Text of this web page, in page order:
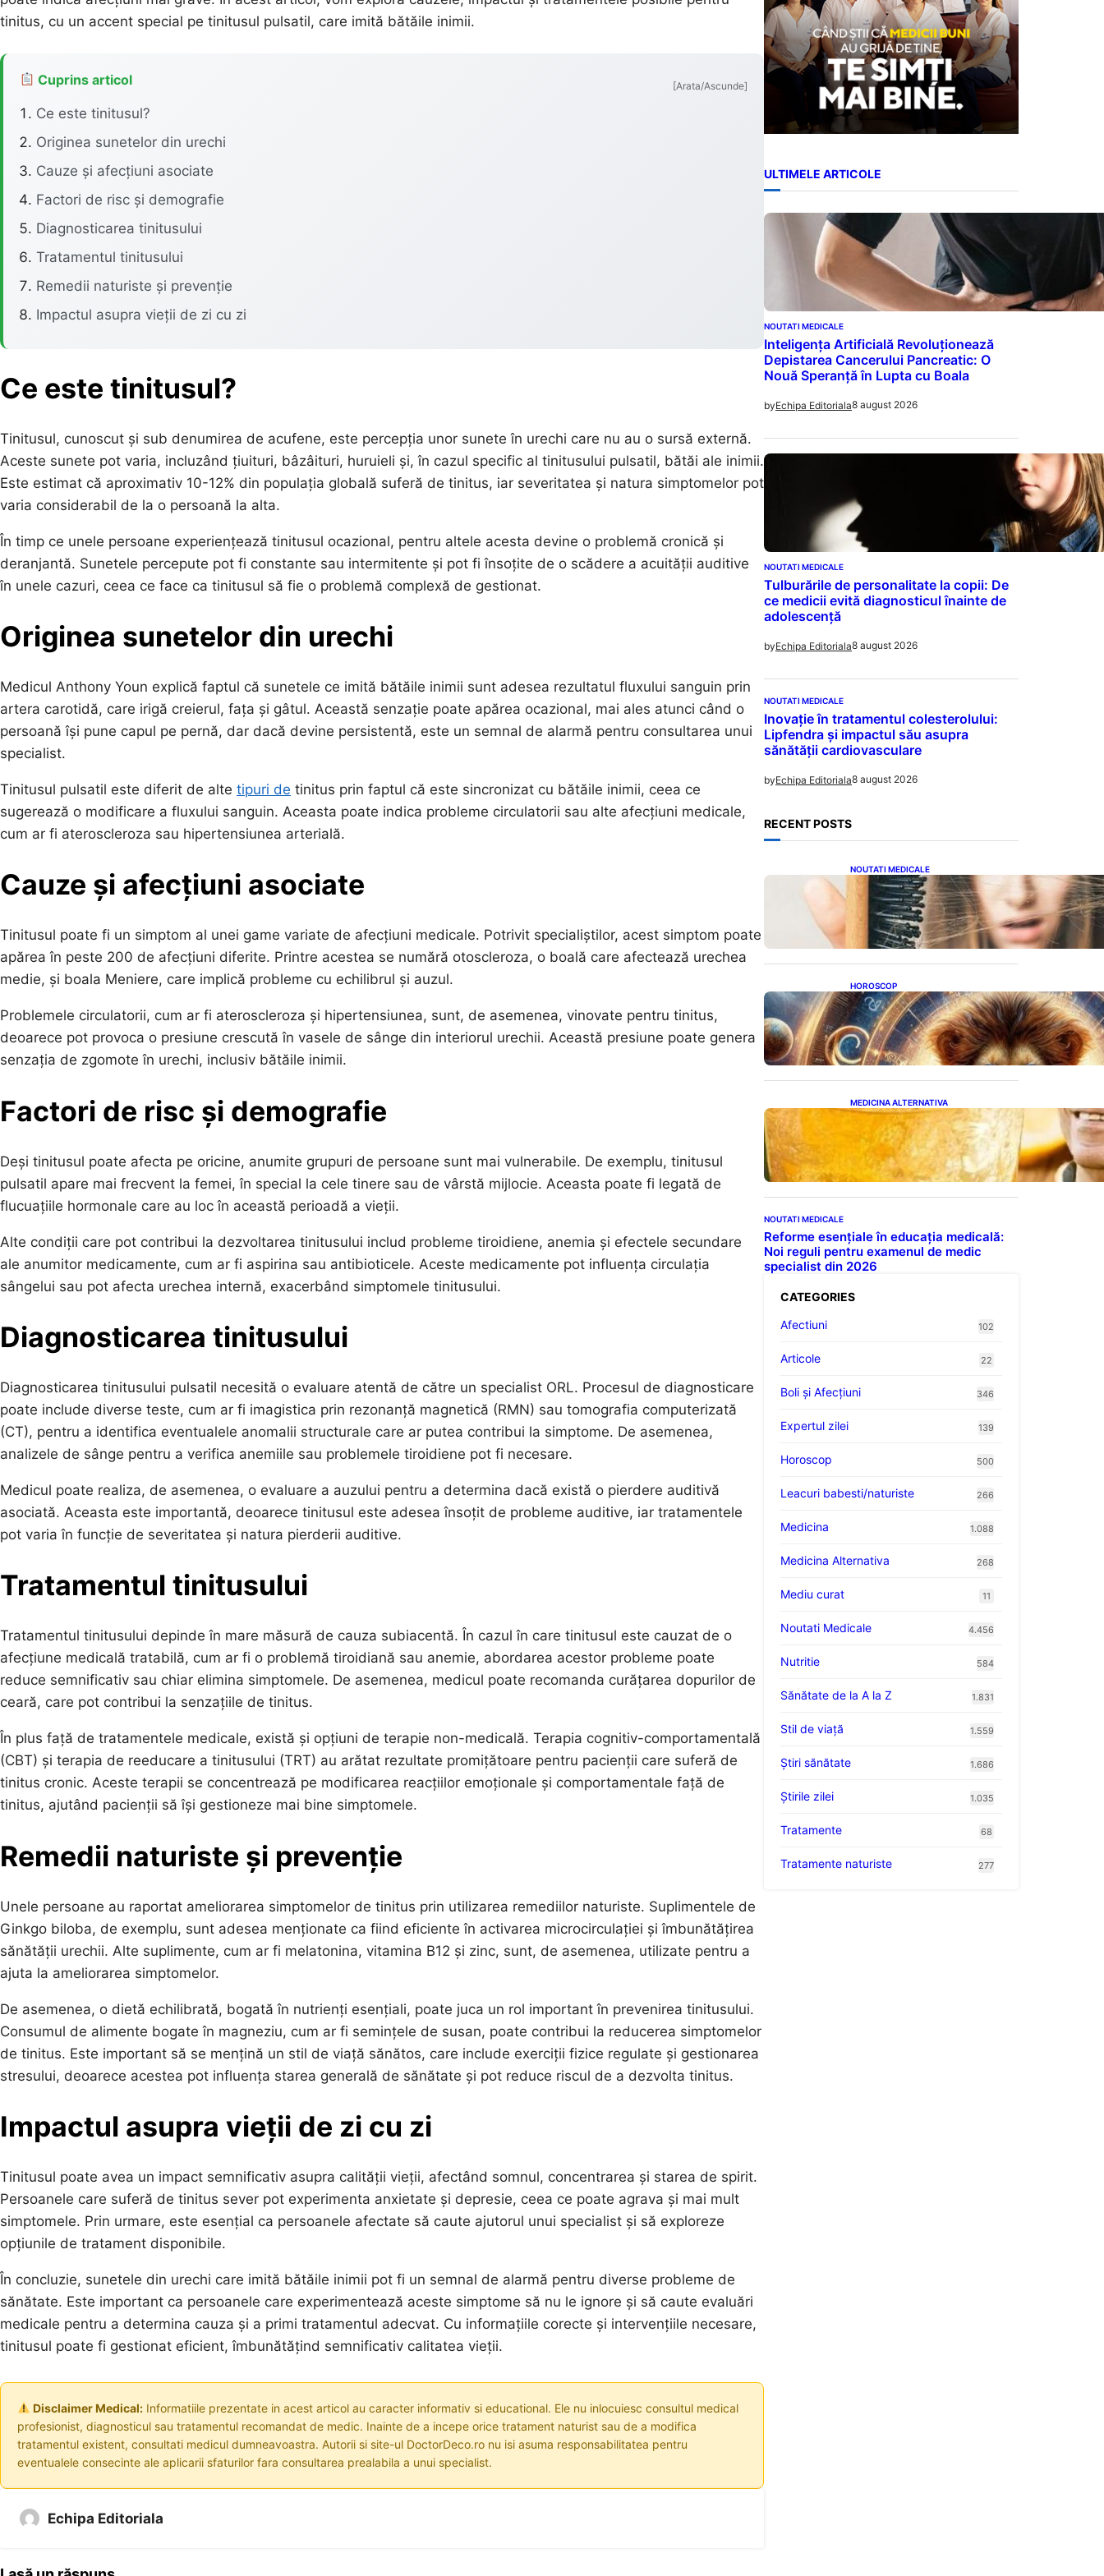
tinitus, cu un accent special pe tinitusul pulsatil, care imită bătăile inimii.
Cuprins articol [Arata/Ascunde]
Ce este tinitusul?
Originea sunetelor din urechi
Cauze și afecțiuni asociate
Factori de risc și demografie
Diagnosticarea tinitusului
Tratamentul tinitusului
Remedii naturiste și prevenție
Impactul asupra vieții de zi cu zi
Ce este tinitusul?
Tinitusul, cunoscut și sub denumirea de acufene, este percepția unor sunete în urechi care nu au o sursă externă.
Aceste sunete pot varia, incluzând țiuituri, bâzâituri, huruieli și, în cazul specific al tinitusului pulsatil, bătăi ale inimii.
Este estimat că aproximativ 10-12% din populația globală suferă de tinitus, iar severitatea și natura simptomelor pot
varia considerabil de la o persoană la alta.
În timp ce unele persoane experiențează tinitusul ocazional, pentru altele acesta devine o problemă cronică și
deranjantă. Sunetele percepute pot fi constante sau intermitente și pot fi însoțite de o scădere a acuității auditive
în unele cazuri, ceea ce face ca tinitusul să fie o problemă complexă de gestionat.
Originea sunetelor din urechi
Medicul Anthony Youn explică faptul că sunetele ce imită bătăile inimii sunt adesea rezultatul fluxului sanguin prin
artera carotidă, care irigă creierul, fața și gâtul. Această senzație poate apărea ocazional, mai ales atunci când o
persoană își pune capul pe pernă, dar dacă devine persistentă, este un semnal de alarmă pentru consultarea unui
specialist.
Tinitusul pulsatil este diferit de alte tipuri de tinitus prin faptul că este sincronizat cu bătăile inimii, ceea ce
sugerează o modificare a fluxului sanguin. Aceasta poate indica probleme circulatorii sau alte afecțiuni medicale,
cum ar fi ateroscleroza sau hipertensiunea arterială.
Cauze și afecțiuni asociate
Tinitusul poate fi un simptom al unei game variate de afecțiuni medicale. Potrivit specialiștilor, acest simptom poate
apărea în peste 200 de afecțiuni diferite. Printre acestea se numără otoscleroza, o boală care afectează urechea
medie, și boala Meniere, care implică probleme cu echilibrul și auzul.
Problemele circulatorii, cum ar fi ateroscleroza și hipertensiunea, sunt, de asemenea, vinovate pentru tinitus,
deoarece pot provoca o presiune crescută în vasele de sânge din interiorul urechii. Această presiune poate genera
senzația de zgomote în urechi, inclusiv bătăile inimii.
Factori de risc și demografie
Deși tinitusul poate afecta pe oricine, anumite grupuri de persoane sunt mai vulnerabile. De exemplu, tinitusul
pulsatil apare mai frecvent la femei, în special la cele tinere sau de vârstă mijlocie. Aceasta poate fi legată de
flucuațiile hormonale care au loc în această perioadă a vieții.
Alte condiții care pot contribui la dezvoltarea tinitusului includ probleme tiroidiene, anemia și efectele secundare
ale anumitor medicamente, cum ar fi aspirina sau antibioticele. Aceste medicamente pot influența circulația
sângelui sau pot afecta urechea internă, exacerbând simptomele tinitusului.
Diagnosticarea tinitusului
Diagnosticarea tinitusului pulsatil necesită o evaluare atentă de către un specialist ORL. Procesul de diagnosticare
poate include diverse teste, cum ar fi imagistica prin rezonanță magnetică (RMN) sau tomografia computerizată
(CT), pentru a identifica eventualele anomalii structurale care ar putea contribui la simptome. De asemenea,
analizele de sânge pentru a verifica anemiile sau problemele tiroidiene pot fi necesare.
Medicul poate realiza, de asemenea, o evaluare a auzului pentru a determina dacă există o pierdere auditivă
asociată. Aceasta este importantă, deoarece tinitusul este adesea însoțit de probleme auditive, iar tratamentele
pot varia în funcție de severitatea și natura pierderii auditive.
Tratamentul tinitusului
Tratamentul tinitusului depinde în mare măsură de cauza subiacentă. În cazul în care tinitusul este cauzat de o
afecțiune medicală tratabilă, cum ar fi o problemă tiroidiană sau anemie, abordarea acestor probleme poate
reduce semnificativ sau chiar elimina simptomele. De asemenea, medicul poate recomanda curățarea dopurilor de
ceară, care pot contribui la senzațiile de tinitus.
În plus față de tratamentele medicale, există și opțiuni de terapie non-medicală. Terapia cognitiv-comportamentală
(CBT) și terapia de reeducare a tinitusului (TRT) au arătat rezultate promițătoare pentru pacienții care suferă de
tinitus cronic. Aceste terapii se concentrează pe modificarea reacțiilor emoționale și comportamentale față de
tinitus, ajutând pacienții să își gestioneze mai bine simptomele.
Remedii naturiste și prevenție
Unele persoane au raportat ameliorarea simptomelor de tinitus prin utilizarea remediilor naturiste. Suplimentele de
Ginkgo biloba, de exemplu, sunt adesea menționate ca fiind eficiente în activarea microcirculației și îmbunătățirea
sănătății urechii. Alte suplimente, cum ar fi melatonina, vitamina B12 și zinc, sunt, de asemenea, utilizate pentru a
ajuta la ameliorarea simptomelor.
De asemenea, o dietă echilibrată, bogată în nutrienți esențiali, poate juca un rol important în prevenirea tinitusului.
Consumul de alimente bogate în magneziu, cum ar fi semințele de susan, poate contribui la reducerea simptomelor
de tinitus. Este important să se mențină un stil de viață sănătos, care include exerciții fizice regulate și gestionarea
stresului, deoarece acestea pot influența starea generală de sănătate și pot reduce riscul de a dezvolta tinitus.
Impactul asupra vieții de zi cu zi
Tinitusul poate avea un impact semnificativ asupra calității vieții, afectând somnul, concentrarea și starea de spirit.
Persoanele care suferă de tinitus sever pot experimenta anxietate și depresie, ceea ce poate agrava și mai mult
simptomele. Prin urmare, este esențial ca persoanele afectate să caute ajutorul unui specialist și să exploreze
opțiunile de tratament disponibile.
În concluzie, sunetele din urechi care imită bătăile inimii pot fi un semnal de alarmă pentru diverse probleme de
sănătate. Este important ca persoanele care experimentează aceste simptome să nu le ignore și să caute evaluări
medicale pentru a determina cauza și a primi tratamentul adecvat. Cu informațiile corecte și intervențiile necesare,
tinitusul poate fi gestionat eficient, îmbunătățind semnificativ calitatea vieții.
Disclaimer Medical:Informatiile prezentate in acest articol au caracter informativ si educational. Ele nu inlocuiesc consultul medical
profesionist, diagnosticul sau tratamentul recomandat de medic. Inainte de a incepe orice tratament naturist sau de a modifica
tratamentul existent, consultati medicul dumneavoastra. Autorii si site-ul DoctorDeco.ro nu isi asuma responsabilitatea pentru
eventualele consecinte ale aplicarii sfaturilor fara consultarea prealabila a unui specialist.
Echipa Editoriala
ULTIMELE ARTICOLE
NOUTATI MEDICALE
Inteligența Artificială Revoluționează
Depistarea Cancerului Pancreatic: O
Nouă Speranță în Lupta cu Boala
byEchipa Editoriala8 august 2026
NOUTATI MEDICALE
Tulburările de personalitate la copii: De
ce medicii evită diagnosticul înainte de
adolescență
byEchipa Editoriala8 august 2026
NOUTATI MEDICALE
Inovație în tratamentul colesterolului:
Lipfendra și impactul său asupra
sănătății cardiovasculare
byEchipa Editoriala8 august 2026
RECENT POSTS
NOUTATI MEDICALE
Semnele unei deficiențe de
proteine: Impactul asupra
sănătății tale
HOROSCOP
Portalul Leului 8/8:
Oportunități de Abundență
pentru Cinci Zodii în 2026
MEDICINA ALTERNATIVA
Cele cinci băuturi esențiale
pentru menținerea glicemiei
sub control pe timpul nopții:
Ghidul specialistului
NOUTATI MEDICALE
Reforme esențiale în educația medicală:
Noi reguli pentru examenul de medic
specialist din 2026
CATEGORIES
Afectiuni
102
Articole 22
Boli și Afecțiuni 346
Expertul zilei 139
Horoscop 500
Leacuri babesti/naturiste 266
Medicina 1.088
Medicina Alternativa 268
Mediu curat 11
Noutati Medicale 4.456
Nutritie 584
Sănătate de la A la Z 1.831
Stil de viaţă 1.559
Ştiri sănătate 1.686
Știrile zilei 1.035
Tratamente 68
Tratamente naturiste 277